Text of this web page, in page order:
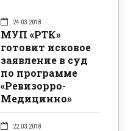
24.03.2018
МУП «РТК»
готовит исковое
заявление в суд
по программе
«Ревизорро-
Медицинно»
22.03.2018